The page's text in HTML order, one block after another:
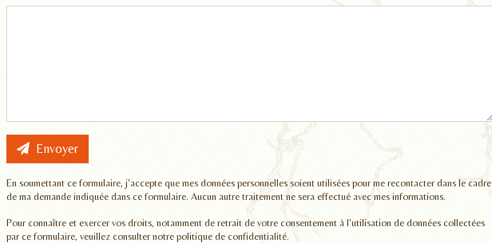
Envoyer
En soumettant ce formulaire, j'accepte que mes données personnelles soient utilisées pour me recontacter dans le cadre
de ma demande indiquée dans ce formulaire. Aucun autre traitement ne sera effectué avec mes informations.
Pour connaître et exercer vos droits, notamment de retrait de votre consentement à l'utilisation de données collectées
par ce formulaire, veuillez consulter notre politique de confidentialité.